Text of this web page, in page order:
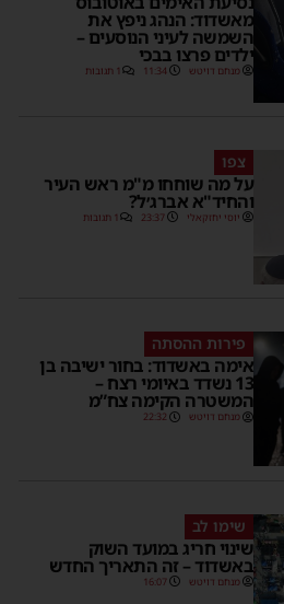
מאשדוד: הנהג ניפץ את
השמשה לעיני הנוסעים –
ילדים פרצו בבכי
מנחם דויטש 11:34 1 תגובות
צפו
על מה שוחחו מ"מ ראש העיר
והחיד"א אברג׳ל?
יוסי יחזקאלי 23:37 1 תגובות
פירות ההסתה
אימה באשדוד: בחור ישיבה בן
13 נשדד באיומי רצח –
המשטרה הקימה צח”מ
מנחם דויטש 22:32
שימו לב
שינוי חריג במועד השוק
באשדוד – זה התאריך החדש
מנחם דויטש 16:07